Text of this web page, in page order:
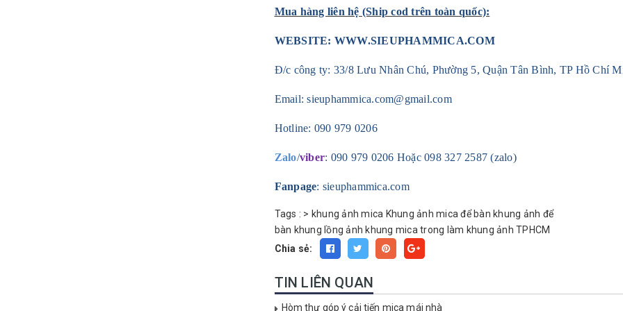
Mua hàng liên hệ (Ship cod trên toàn quốc):
WEBSITE: WWW.SIEUPHAMMICA.COM
Đ/c công ty: 33/8 Lưu Nhân Chú, Phường 5, Quận Tân Bình, TP Hồ Chí
Email:sieuphammica.com@gmail.com
Hotline: 090 979 0206
Zalo/viber: 090 979 0206 Hoặc 098 327 2587 (zalo)
Fanpage: sieuphammica.com
Tags : > khung ảnh mica Khung ảnh mica để bàn khung ảnh để
bàn khung lồng ảnh khung mica trong làm khung ảnh TPHCM
Chia sẻ:
TIN LIÊN QUAN
Hòm thư góp ý cải tiến mica mái nhà